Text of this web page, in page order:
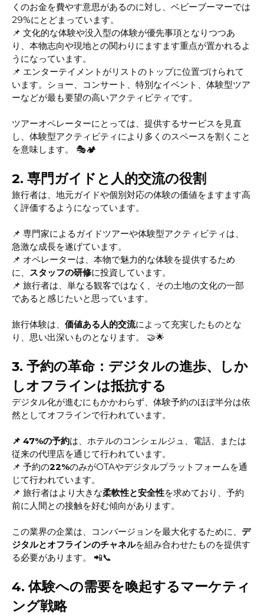
くのお金を費やす意思があるのに対し、ベビーブーマーでは
29%にとどまっています。
📌 文化的な体験や没入型の体験が優先事項となりつつあ
り、本物志向や現地との関わりにますます重点が置かれるよ
うになっています。
📌 エンターテイメントがリストのトップに位置づけられて
います。ショー、コンサート、特別なイベント、体験型ツア
ーなどが最も要望の高いアクティビティです。
ツアーオペレーターにとっては、提供するサービスを見直
し、体験型アクティビティにより多くのスペースを割くこと
を意味します。 🎭🏕️
2. 専門ガイドと人的交流の役割
旅行者は、地元ガイドや個別対応の体験の価値をますます高
く評価するようになっています。
📌 専門家によるガイドツアーや体験型アクティビティは、
急激な成長を遂げています。
📌 オペレーターは、本物で魅力的な体験を提供するため
に、 スタッフの研修に投資しています。
📌 旅行者は、単なる観客ではなく、その土地の文化の一部
であると感じたいと思っています。
旅行体験は、 価値ある人的交流によって充実したものとな
り、思い出深いものとなります。 🤝🌟
3. 予約の革命：デジタルの進歩、しか
しオフラインは抵抗する
デジタル化が進むにもかかわらず、体験予約のほぼ半分は依
然としてオフラインで行われています。
📌 47%の予約は、ホテルのコンシェルジュ、電話、または
従来の代理店を通じて行われています。
📌 予約の22%のみがOTAやデジタルプラットフォームを通
じて行われています。
📌 旅行者はより大きな柔軟性と安全性を求めており、予約
前に人間との接触を好む傾向があります。
この業界の企業は、コンバージョンを最大化するために、 デ
ジタルとオフラインのチャネルを組み合わせたものを提供す
る必要があります。 📲📞
4. 体験への需要を喚起するマーケティ
ング戦略